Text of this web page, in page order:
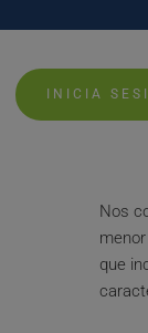
INICIA
Nos
que